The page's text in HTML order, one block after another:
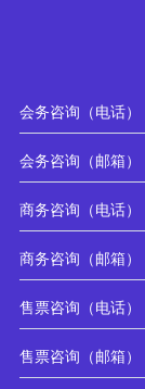
会务咨询（电话
会务咨询（邮箱
商务咨询（电话
商务咨询（邮箱
售票咨询（电话
售票咨询（邮箱